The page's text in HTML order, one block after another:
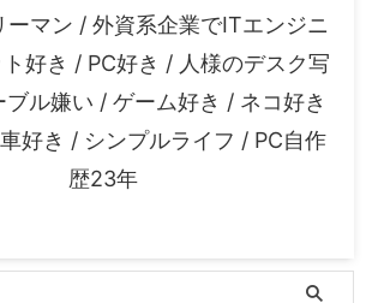
ーマン / 外資系企業でITエンジニ
好き / PC好き / 人様のデスク写
ル嫌い / ゲーム好き / ネコ好き
好き / シンプルライフ / PC自作
歴23年